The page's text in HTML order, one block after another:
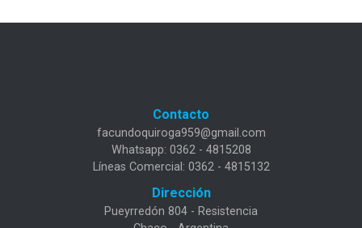
Contacto
facundoquiroga959@gmail.com
Whatsapp: 0362 - 4815208
Líneas Comercial: 0362 - 4815132
Dirección
Pueyrredón 804 - Resistencia